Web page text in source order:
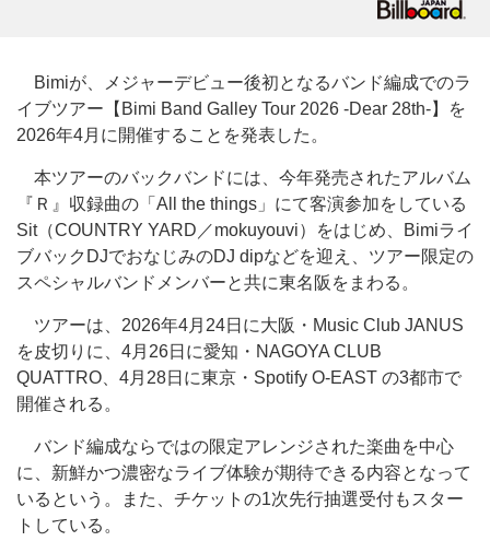
Bimiが、メジャーデビュー後初となるバンド編成でのラ
イブツアー【Bimi Band Galley Tour 2026 -Dear 28th-】を
2026年4月に開催することを発表した。
本ツアーのバックバンドには、今年発売されたアルバム
『Ｒ』収録曲の「All the things」にて客演参加をしている
Sit（COUNTRY YARD／mokuyouvi）をはじめ、Bimiライ
ブバックDJでおなじみのDJ dipなどを迎え、ツアー限定の
スペシャルバンドメンバーと共に東名阪をまわる。
ツアーは、2026年4月24日に大阪・Music Club JANUS
を皮切りに、4月26日に愛知・NAGOYA CLUB
QUATTRO、4月28日に東京・Spotify O-EAST の3都市で
開催される。
バンド編成ならではの限定アレンジされた楽曲を中心
に、新鮮かつ濃密なライブ体験が期待できる内容となって
いるという。また、チケットの1次先行抽選受付もスター
トしている。